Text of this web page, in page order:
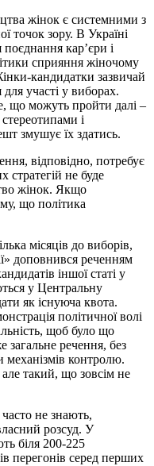
жінок є системними з
точок зору. В Україні
кар’єри і
сприяння жіночому
кандидатки зазвичай
участі у виборах.
що можуть пройти далі –
стереотипами і
змушує їх здатись.
відповідно, потребує
стратегій не буде
жінок. Якщо
що політика
місяців до виборів,
доповнився реченням
іншої статі у
у Центральну
як існуюча квота.
політичної волі
щоб було що
речення, без
механізмів контролю.
такий, що зовсім не
не знають,
розсуд. У
біля 200-225
перегонів серед перших